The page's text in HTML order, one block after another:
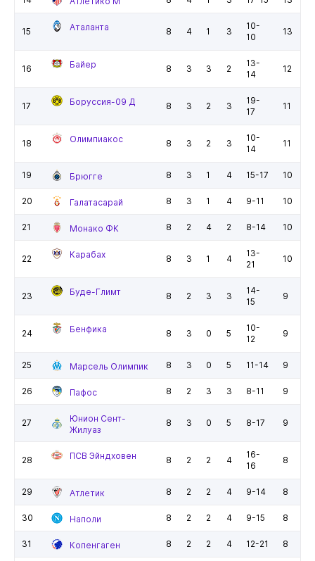
15 Аталанта 8 4 1 3
10-
10
13
16 Байер 8 3 3 2
13-
14
12
17 Боруссия-09 Д 8 3 2 3
19-
17
11
18 Олимпиакос 8 3 2 3
10-
14
11
19 Брюгге 8 3 1 4 15-17 10
20 Галатасарай 8 3 1 4 9-11 10
21 Монако ФК 8 2 4 2 8-14 10
22 Карабах 8 3 1 4
13-
21
10
23 Буде-Глимт 8 2 3 3
14-
15
9
24 Бенфика 8 3 0 5
10-
12
9
25 Марсель Олимпик 8 3 0 5 11-14 9
26 Пафос 8 2 3 3 8-11 9
27
Юнион Сент-
Жилуаз
8 3 0 5 8-17 9
28 ПСВ Эйндховен 8 2 2 4
16-
16
8
29 Атлетик 8 2 2 4 9-14 8
30 Наполи 8 2 2 4 9-15 8
31 Копенгаген 8 2 2 4 12-21 8